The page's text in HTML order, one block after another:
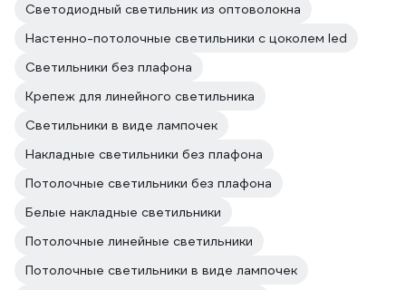
Светодиодный светильник из оптоволокна
Настенно-потолочные светильники с цоколем led
Светильники без плафона
Крепеж для линейного светильника
Светильники в виде лампочек
Накладные светильники без плафона
Потолочные светильники без плафона
Белые накладные светильники
Потолочные линейные светильники
Потолочные светильники в виде лампочек